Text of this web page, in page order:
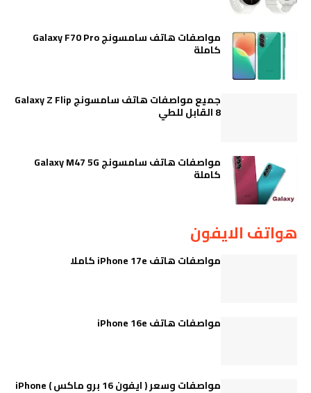
مواصفات هاتف سامسونج Galaxy F70 Pro
كاملة
جميع مواصفات هاتف سامسونج Galaxy Z Flip
8 القابل للطي
مواصفات هاتف سامسونج Galaxy M47 5G
كاملة
هواتف الايفون
مواصفات هاتف iPhone 17e كاملا
مواصفات هاتف iPhone 16e
مواصفات وسعر ( ايفون 16 برو ماكس ) iPhone